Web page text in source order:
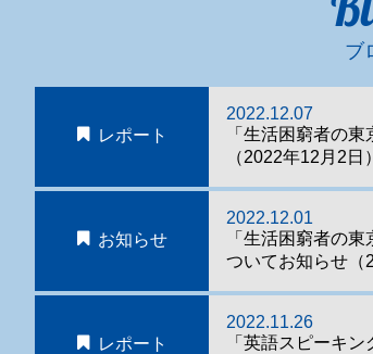
ブ
レポート
2022.12.07
「生活困窮者の
（2022年12月2日
お知らせ
2022.12.01
「生活困窮者の
ついてお知らせ（
レポート
2022.11.26
「英語スピーキ